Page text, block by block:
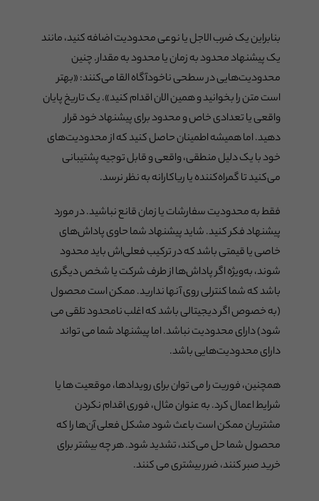
بنابراین یک ضرب الاجل یا نوعی محدودیت اضافه کنید، مانند
یک پیشنهاد محدود به زمان یا محدود به مقدار. چنین
محدودیت‌هایی در سطحی ناخودآگاه القا می‌کنند: «بهتر
است متن را بخوانید و همین الان اقدام کنید». یک تاریخ پایان
واقعی یا تعدادی خاص و محدود برای پیشنهاد خود قرار
دهید. اما همیشه اطمینان حاصل کنید که از محدودیت‌های
خود با یک دلیل منطقی، واقعی و قابل توجیه پشتیبانی
می‌کنید تا گمراه‌کننده یا ریاکارانه به نظر نرسد.
فقط به محدودیت سفارشات یا زمان قانع نباشید. در مورد
پیشنهاد فکر کنید. شاید پیشنهاد شما حاوی پاداش‌های
خاصی یا قیمتی باشد که در ترکیب فعلی‌اش باید محدود
شوند، به‌ویژه اگر پاداش‌ها از طرف شرکت یا شخص دیگری
باشد که شما کنترلی روی آنها ندارید. ممکن است محصول
(به خصوص اگر دیجیتالی باشد که اغلب نامحدود تلقی می
شود) دارای محدودیت نباشد. اما پیشنهاد شما می تواند
دارای محدودیت‌هایی باشد.
همچنین، فوریت را می توان برای رویدادها، موقعیت ها یا
شرایط اعمال کرد. به عنوان مثال، فوری اقدام نکردن
مشتریان ممکن است باعث شود مشکل فعلی آن‌ها را که
محصول شما حل می‌کند، تشدید شود. هر چه بیشتر برای
خرید صبر کنند، ضرر بیشتری می کنند.